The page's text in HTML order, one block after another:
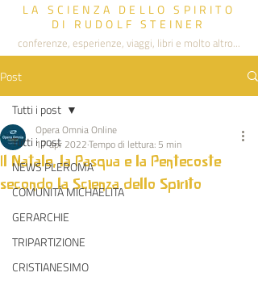
LA SCIENZA DELLO SPIRITO
DI RUDOLF STEINER
conferenze, esperienze, viaggi, libri e molto altro...
Post
Tutti i post
NEWS PLEROMA
COMUNITÀ MICHAELITA
GERARCHIE
TRIPARTIZIONE
CRISTIANESIMO
Tutti i post
Il Natale, la Pasqua e la Pentecoste
secondo la Scienza dello Spirito
Opera Omnia Online
17 apr 2022Tempo di lettura: 5 min